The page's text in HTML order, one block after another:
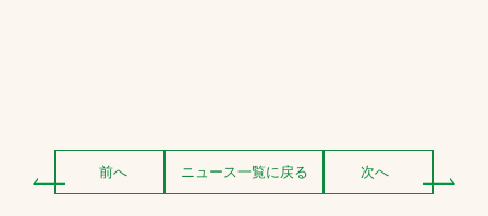
前へ ニュース一覧に戻る 次へ